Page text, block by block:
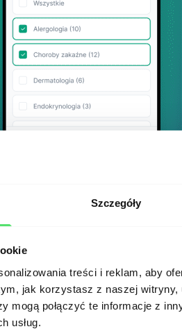
Szczegóły
treści i reklam, aby
jak korzystasz z naszej witryny,
mogą połączyć te informacje z
usług.